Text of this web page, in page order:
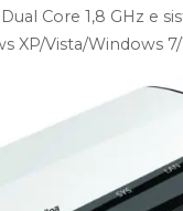
Core 1,8 GHz e
XP/Vista/Windows